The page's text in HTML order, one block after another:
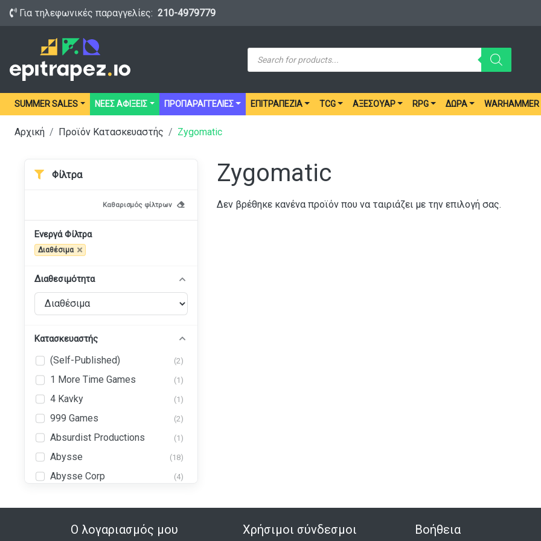
Για τηλεφωνικές παραγγελίες: 210-4979779
Products
search
SUMMER SALES ΝΕΕΣ ΑΦΙΞΕΙΣ ΠΡΟΠΑΡΑΓΓΕΛΙΕΣ ΕΠΙΤΡΑΠΈΖΙΑ TCG ΑΞΕΣΟΥΆΡ RPG ΔΏΡΑ WARHAMMER
Αρχική Προϊόν Κατασκευαστής Zygomatic
Zygomatic
Δεν βρέθηκε κανένα προϊόν που να ταιριάζει με την επιλογή σας.
Φίλτρα
Καθαρισμός φίλτρων
Ενεργά Φίλτρα
Διαθέσιμα
Διαθεσιμότητα
Κατασκευαστής
(Self-Published) (2)
1 More Time Games (1)
4 Kavky (1)
999 Games (2)
Absurdist Productions (1)
Abysse (18)
Abysse Corp (4)
Games)Ο λογαριασμός μου Χρήσιμοι σύνδεσμοι Βοήθεια